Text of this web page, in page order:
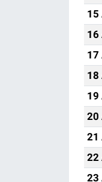
15
16
17
18
19
20
21
22
23